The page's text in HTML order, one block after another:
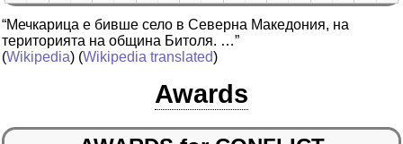
“Мечкарица е бивше село в Северна Македония, на
територията на община Битоля. …”
(Wikipedia) (Wikipedia translated)
Awards